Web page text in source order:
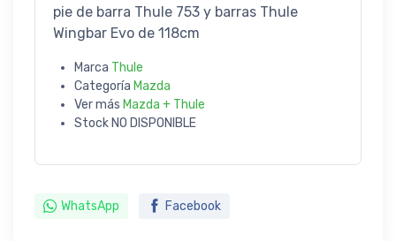
pie de barra Thule 753 y barras Thule
Wingbar Evo de 118cm
Marca Thule
Categoría Mazda
Ver más Mazda + Thule
Stock NO DISPONIBLE
WhatsApp Facebook